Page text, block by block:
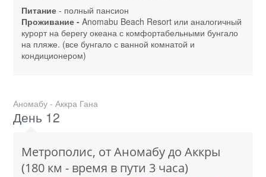
Питание - полный пансион
Проживание - Anomabu Beach Resort или аналогичный
курорт на берегу океана с комфортабельными бунгало
на пляже. (все бунгало с ванной комнатой и
кондиционером)
Аномабу - Аккра Гана
День 12
Метрополис, от Аномабу до Аккры
(180 км - время в пути 3 часа)